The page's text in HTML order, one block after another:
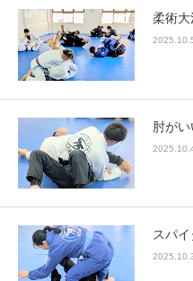
柔術大
肘が
スパイ